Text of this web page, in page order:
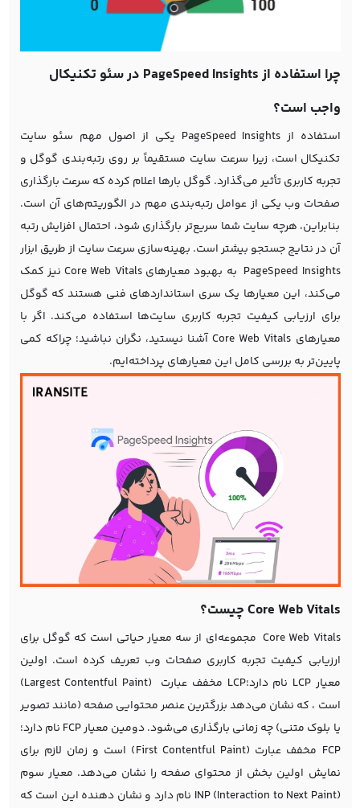
چرا استفاده از PageSpeed Insights در سئو تکنیکال
واجب است؟
استفاده از PageSpeed Insights یکی از اصول مهم
سئو سایت
تکنیکال است، زیرا سرعت سایت مستقیماً بر روی رتبه‌بندی گوگل و
تجربه کاربری تأثیر می‌گذارد. گوگل بارها اعلام کرده که سرعت بارگذاری
صفحات وب یکی از عوامل رتبه‌بندی مهم در الگوریتم‌های آن است.
بنابراین، هرچه سایت شما سریع‌تر بارگذاری شود، احتمال افزایش رتبه
آن در نتایج جستجو بیشتر است. بهینه‌سازی سرعت سایت از طریق ابزار
PageSpeed Insights به بهبود معیارهای Core Web Vitals نیز کمک
می‌کند، این معیارها یک سری استانداردهای فنی هستند که گوگل
برای ارزیابی کیفیت تجربه کاربری سایت‌ها استفاده می‌کند. اگر با
معیارهای Core Web Vitals آشنا نیستید، نگران نباشید؛ چراکه کمی
پایین‌تر به بررسی کامل این معیارهای پرداخته‌ایم.
Core Web Vitals چیست؟
Core Web Vitals مجموعه‌ای از سه معیار حیاتی است که گوگل برای
ارزیابی کیفیت تجربه کاربری صفحات وب تعریف کرده است. اولین
معیار LCP نام دارد؛LCP مخفف عبارت (Largest Contentful Paint)
است ، که نشان می‌دهد بزرگترین عنصر محتوایی صفحه (مانند تصویر
یا بلوک متنی) چه زمانی بارگذاری می‌شود. دومین معیار FCP نام دارد؛
FCP مخفف عبارت (First Contentful Paint) است و زمان لازم برای
نمایش اولین بخش از محتوای صفحه را نشان می‌دهد. معیار سوم
INP (Interaction to Next Paint) نام دارد و نشان دهنده این است که